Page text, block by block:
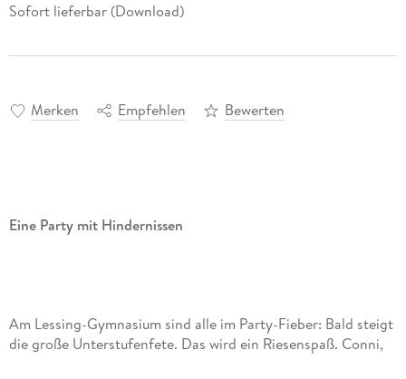
Sofort lieferbar (Download)
Merken Empfehlen Bewerten
Eine Party mit Hindernissen
Am Lessing-Gymnasium sind alle im Party-Fieber: Bald steigt
die große Unterstufenfete. Das wird ein Riesenspaß. Conni,